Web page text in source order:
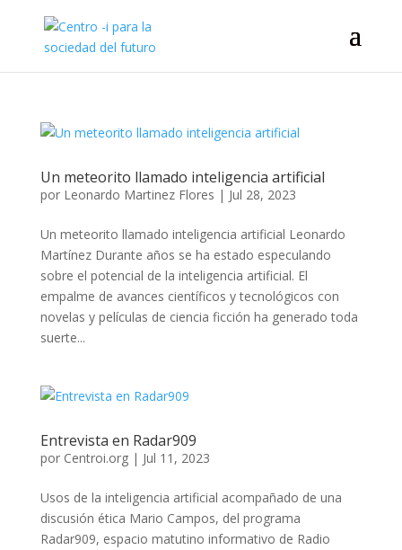
Un meteorito llamado inteligencia artificial
por Leonardo Martinez Flores | Jul 28, 2023
Un meteorito llamado inteligencia artificial Leonardo
Martínez Durante años se ha estado especulando
sobre el potencial de la inteligencia artificial. El
empalme de avances científicos y tecnológicos con
novelas y películas de ciencia ficción ha generado toda
suerte...
Entrevista en Radar909
por Centroi.org| Jul 11, 2023
Usos de la inteligencia artificial acompañado de una
discusión ética Mario Campos, del programa
Radar909, espacio matutino informativo de Radio